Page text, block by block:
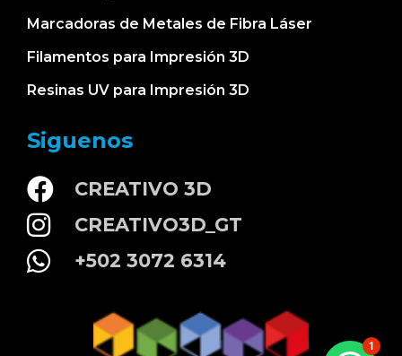
Marcadoras de Metales de Fibra Láser
Filamentos para Impresión 3D
Resinas UV para Impresión 3D
Siguenos
CREATIVO 3D
CREATIVO3D_GT
+502 3072 6314
1